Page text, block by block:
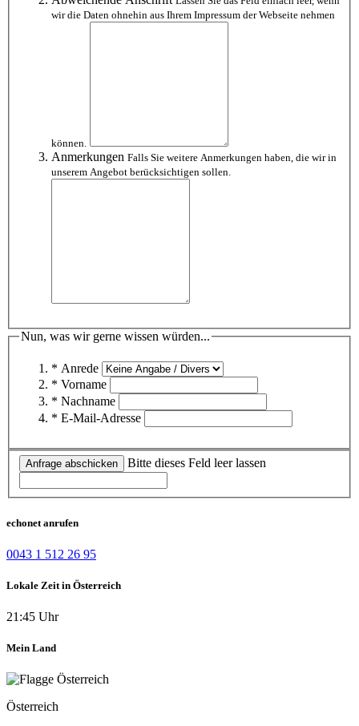
wir die Daten ohnehin aus Ihrem Impressum der Webseite nehmen
können.
Anmerkungen Falls Sie weitere Anmerkungen haben, die wir in
unserem Angebot berücksichtigen sollen.
Nun, was wir gerne wissen würden...
* Anrede
* Vorname
* Nachname
* E-Mail-Adresse
Anfrage abschicken Bitte dieses Feld leer lassen
echonet anrufen
0043 1 512 26 95
Lokale Zeit in Österreich
21:45 Uhr
Mein Land
Österreich